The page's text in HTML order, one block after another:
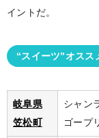
イントだ。
“スイーツ”オスス
岐阜県
笠松町
シャン
ゴープ